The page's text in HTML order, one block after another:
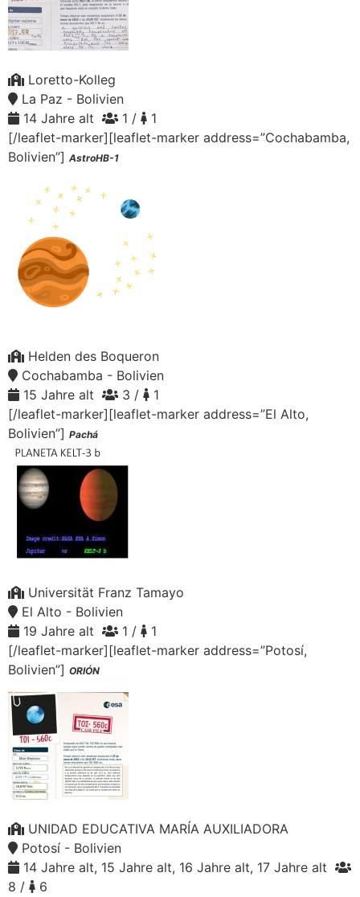
Loretto-Kolleg
La Paz - Bolivien
14 Jahre alt
1 /
1
[/leaflet-marker][leaflet-marker address=”Cochabamba,
Bolivien”] AstroHB-1
Helden des Boqueron
Cochabamba - Bolivien
15 Jahre alt
3 /
1
[/leaflet-marker][leaflet-marker address=”El Alto,
Bolivien”] Pachá
Universität Franz Tamayo
El Alto - Bolivien
19 Jahre alt
1 /
1
[/leaflet-marker][leaflet-marker address=”Potosí,
Bolivien”] ORIÓN
UNIDAD EDUCATIVA MARÍA AUXILIADORA
Potosí - Bolivien
14 Jahre alt, 15 Jahre alt, 16 Jahre alt, 17 Jahre alt
8 /
6